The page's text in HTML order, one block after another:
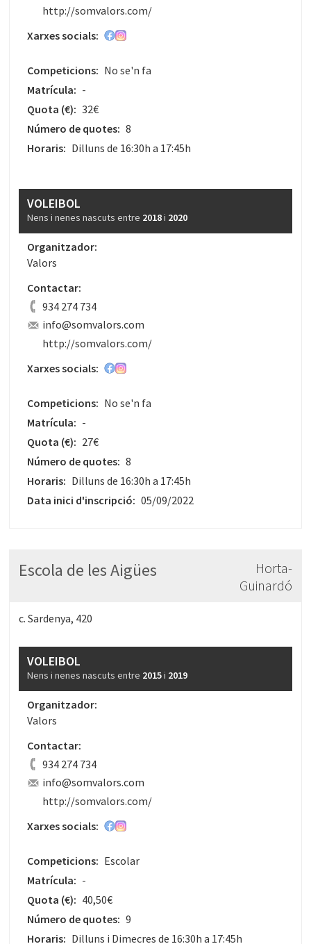
http://somvalors.com/
Xarxes socials:
Competicions: No se'n fa
Matrícula: -
Quota (€): 32€
Número de quotes: 8
Horaris: Dilluns de 16:30h a 17:45h
VOLEIBOL
Nens i nenes nascuts entre 2018i 2020
Organitzador:
Valors
Contactar:
934 274 734
info@somvalors.com
http://somvalors.com/
Xarxes socials:
Competicions: No se'n fa
Matrícula: -
Quota (€): 27€
Número de quotes: 8
Horaris: Dilluns de 16:30h a 17:45h
Data inici d'inscripció: 05/09/2022
Escola de les Aigües
Horta-
Guinardó
c. Sardenya, 420
VOLEIBOL
Nens i nenes nascuts entre 2015i 2019
Organitzador:
Valors
Contactar:
934 274 734
info@somvalors.com
http://somvalors.com/
Xarxes socials:
Competicions: Escolar
Matrícula: -
Quota (€): 40,50€
Número de quotes: 9
Horaris: Dilluns i Dimecres de 16:30h a 17:45h